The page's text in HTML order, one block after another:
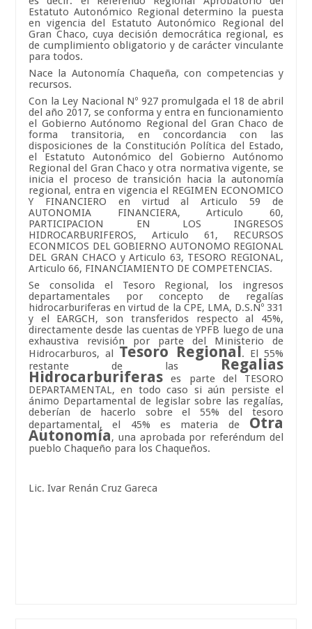
Estatuto Autonómico Regional determino la puesta
en vigencia del Estatuto Autonómico Regional del
Gran Chaco, cuya decisión democrática regional, es
de cumplimiento obligatorio y de carácter vinculante
para todos.
Nace la Autonomía Chaqueña, con competencias y
recursos.
Con la Ley Nacional Nº 927 promulgada el 18 de abril
del año 2017, se conforma y entra en funcionamiento
el Gobierno Autónomo Regional del Gran Chaco de
forma transitoria, en concordancia con las
disposiciones de la Constitución Política del Estado,
el Estatuto Autonómico del Gobierno Autónomo
Regional del Gran Chaco y otra normativa vigente, se
inicia el proceso de transición hacia la autonomía
regional, entra en vigencia el REGIMEN ECONOMICO
Y FINANCIERO en virtud al Articulo 59 de
AUTONOMIA FINANCIERA, Articulo 60,
PARTICIPACION EN LOS INGRESOS
HIDROCARBURIFEROS, Articulo 61, RECURSOS
ECONMICOS DEL GOBIERNO AUTONOMO REGIONAL
DEL GRAN CHACO y Articulo 63, TESORO REGIONAL,
Articulo 66, FINANCIAMIENTO DE COMPETENCIAS.
Se consolida el Tesoro Regional, los ingresos
departamentales por concepto de regalías
hidrocarburiferas en virtud de la CPE, LMA, D.S.Nº 331
y el EARGCH, son transferidos respecto al 45%,
directamente desde las cuentas de YPFB luego de una
exhaustiva revisión por parte del Ministerio de
Hidrocarburos, al Tesoro Regional. El 55%
restante de las
Regalias
Hidrocarburiferas es parte del TESORO
DEPARTAMENTAL, en todo caso si aún persiste el
ánimo Departamental de legislar sobre las regalías,
deberían de hacerlo sobre el 55% del tesoro
departamental, el 45% es materia de Otra
Autonomía, una aprobada por referéndum del
pueblo Chaqueño para los Chaqueños.
Lic. Ivar Renán Cruz Gareca